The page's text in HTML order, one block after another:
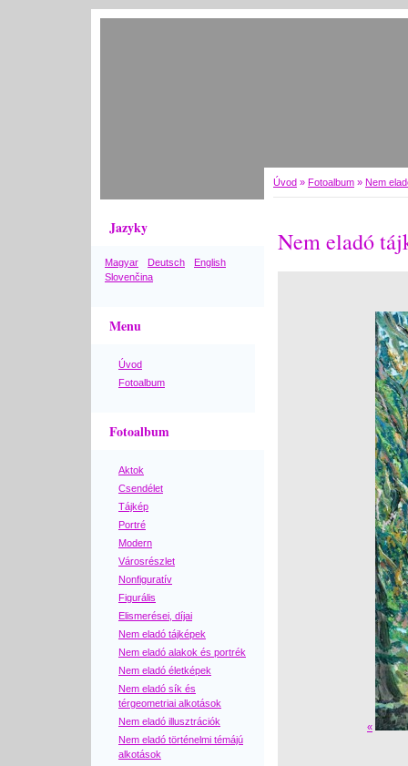
Jazyky
Magyar Deutsch
English
Slovenčina
Menu
Úvod
Fotoalbum
Fotoalbum
Aktok
Csendélet
Tájkép
Portré
Modern
Városrészlet
Nonfiguratív
Figurális
Elismerései, díjai
Nem eladó tájképek
Nem eladó alakok és portrék
Nem eladó életképek
Nem eladó sík és
térgeometriai alkotások
Nem eladó illusztrációk
Nem eladó történelmi témájú
alkotások
Úvod » Fotoalbum » Nem
Nem eladó
«